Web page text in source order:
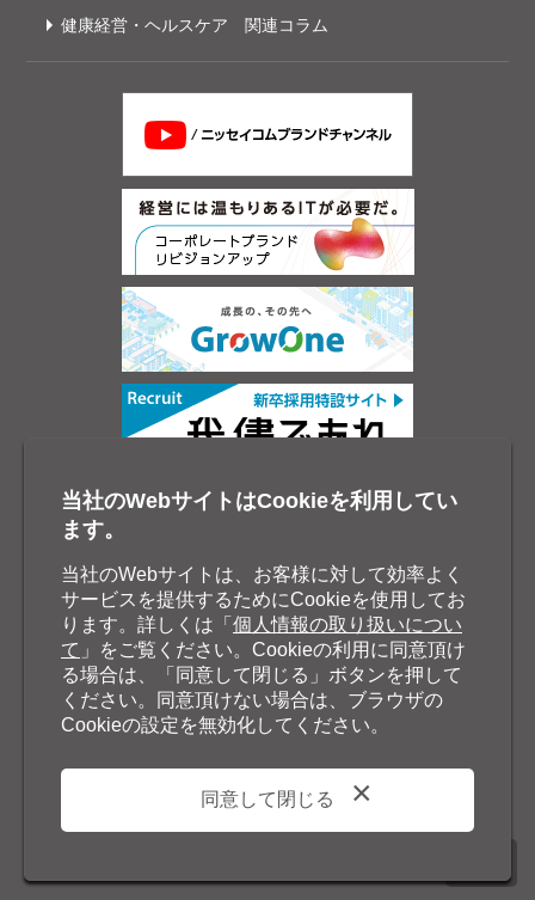
健康経営・ヘルスケア 関連コラム
当社のWebサイトはCookieを利用してい
ます。
当社のWebサイトは、お客様に対して効率よく
サービスを提供するためにCookieを使用してお
ります。詳しくは「 個人情報の取り扱いについ
て 」をご覧ください。Cookieの利用に同意頂け
る場合は、「同意して閉じる」ボタンを押して
ください。同意頂けない場合は、ブラウザの
Cookieの設定を無効化してください。
同意して閉じる